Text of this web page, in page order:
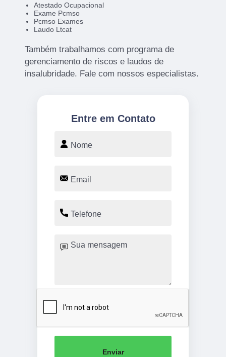
Atestado Ocupacional
Exame Pcmso
Pcmso Exames
Laudo Ltcat
Também trabalhamos com programa de
gerenciamento de riscos e laudos de
insalubridade. Fale com nossos especialistas.
Entre em Contato
Enviar